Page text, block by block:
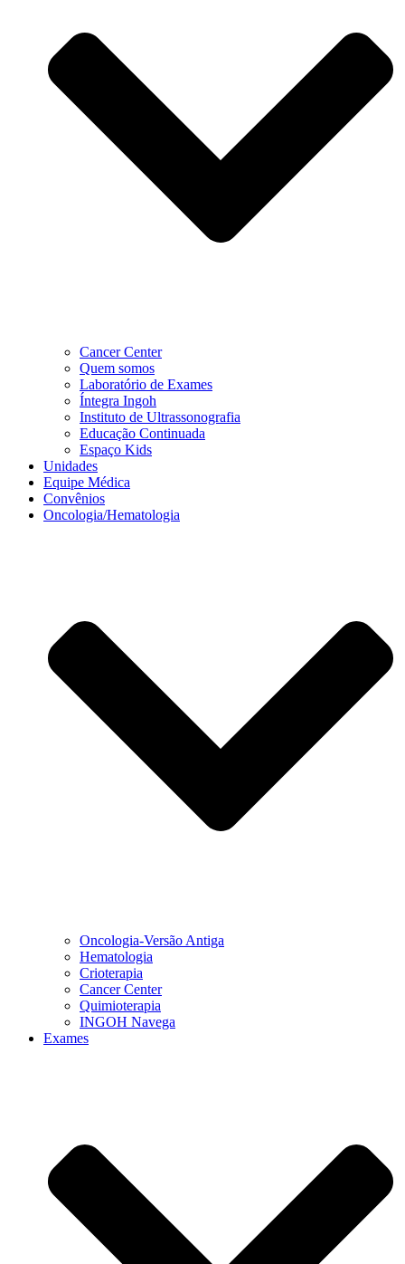
Cancer Center
Quem somos
Laboratório de Exames
Íntegra Ingoh
Instituto de Ultrassonografia
Educação Continuada
Espaço Kids
Unidades
Equipe Médica
Convênios
Oncologia/Hematologia
Oncologia-Versão Antiga
Hematologia
Crioterapia
Cancer Center
Quimioterapia
INGOH Navega
Exames